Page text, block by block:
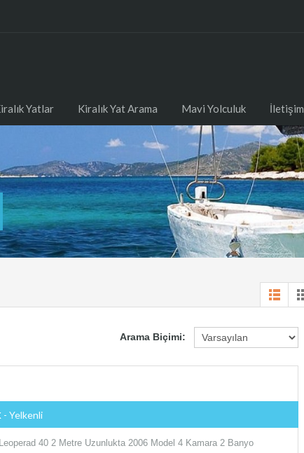
Yatlar Kiralık Yat Arama Mavi Yolculuk İletişim
Arama Biçimi:
- Yelkenli
40 2 Metre Uzunlukta 2006 Model 4 Kamara 2 Banyo